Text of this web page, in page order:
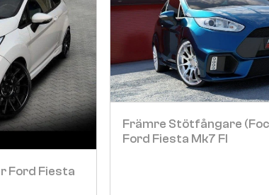
Ford Fiesta
Främre Stötfångare
Ford Fiesta Mk7 Fl
Visa